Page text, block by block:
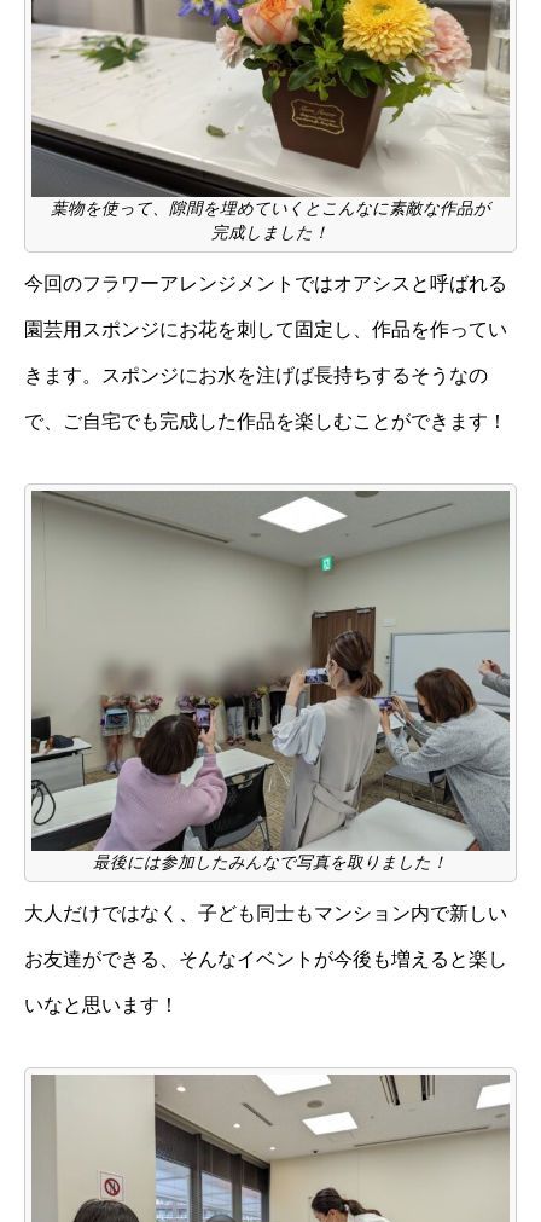
葉物を使って、隙間を埋めていくとこんなに素敵な作品が
完成しました！
今回のフラワーアレンジメントではオアシスと呼ばれる
園芸用スポンジにお花を刺して固定し、作品を作ってい
きます。スポンジにお水を注げば長持ちするそうなの
で、ご自宅でも完成した作品を楽しむことができます！
最後には参加したみんなで写真を取りました！
大人だけではなく、子ども同士もマンション内で新しい
お友達ができる、そんなイベントが今後も増えると楽し
いなと思います！